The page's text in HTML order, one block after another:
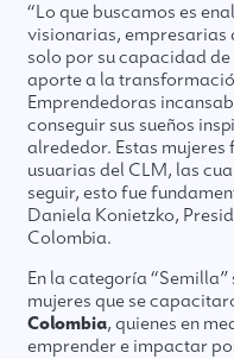
“Lo que buscamos es
visionarias, empresarias
solo por su capacidad
aporte a la
Emprendedoras
conseguir sus sueños
alrededor. Estas
usuarias del CLM, las
seguir, esto fue
Daniela Konietzko,
Colombia.
En la categoría
mujeres que se
Colombia, quienes en
emprender e impactar